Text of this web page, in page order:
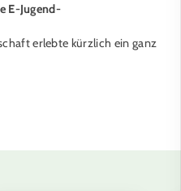
E-Jugend-
erlebte kürzlich ein ganz